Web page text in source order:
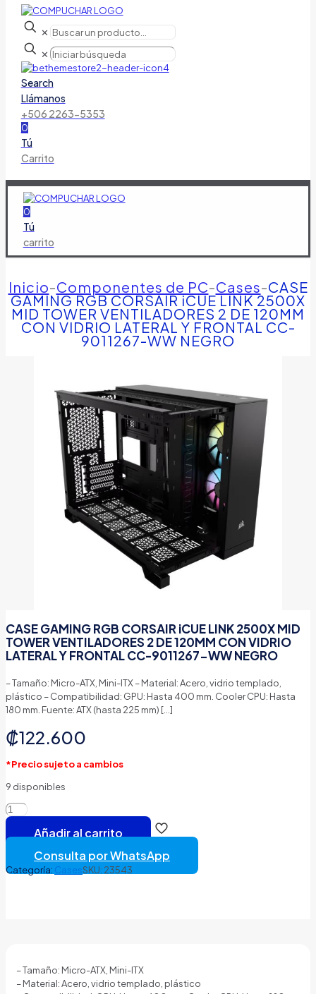
✕
✕
Search
Llámanos
+506 2263-5353
0
Tú
Carrito
0
Tú
carrito
Inicio-Componentes de PC-Cases-CASE
GAMING RGB CORSAIR iCUE LINK 2500X
MID TOWER VENTILADORES 2 DE 120MM
CON VIDRIO LATERAL Y FRONTAL CC-
9011267-WW NEGRO
CASE GAMING RGB CORSAIR iCUE LINK 2500X MID
TOWER VENTILADORES 2 DE 120MM CON VIDRIO
LATERAL Y FRONTAL CC-9011267-WW NEGRO
– Tamaño: Micro-ATX, Mini-ITX – Material: Acero, vidrio templado,
plástico – Compatibilidad: GPU: Hasta 400 mm. Cooler CPU: Hasta
180 mm. Fuente: ATX (hasta 225 mm) […]
₡122.600
*Precio sujeto a cambios
9 disponibles
CASE
GAMING
RGB
LINK
120MM
CON
Añadir al carrito
Consulta por WhatsApp
Categoría: CasesSKU: 23543
– Tamaño: Micro-ATX, Mini-ITX
– Material: Acero, vidrio templado, plástico